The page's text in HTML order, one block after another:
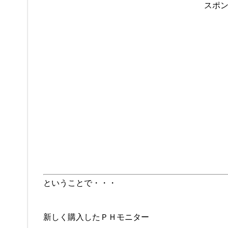
スポ
ということで・・・
新しく購入したＰＨモニター